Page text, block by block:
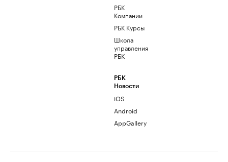
РБК
Компании
РБК Курсы
Школа
управления
РБК
РБК
Новости
iOS
Android
AppGallery